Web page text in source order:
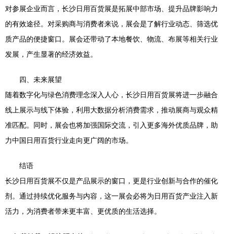
对参展企业而言，长沙日用百货展是拓展中部市场、提升品牌影响力
的有效途径。对采购商与消费者来说，展会是了解行业动态、筛选优
质产品的便捷窗口。展会还带动了本地餐饮、物流、布展等相关行业
发展，产生显著的经济效益。
四、未来展望
随着数字化与绿色消费理念深入人心，长沙日用百货展将进一步融合
线上展示与线下体验，利用大数据分析消费需求，推动展商与观众精
准匹配。同时，展会也将加强国际交流，引入更多海外优质品牌，助
力中国日用百货行业走向更广阔的市场。
结语
长沙日用百货展不仅是产品展示的窗口，更是行业创新与合作的催化
剂。通过持续优化服务与内容，这一展会必将为日用百货产业注入新
活力，为消费者带来更丰富、更优质的生活选择。